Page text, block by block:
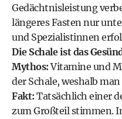
Gedächtnisleistung
längeres Fasten nur
und Spezialistinnen
Die Schale ist das
Mythos:Vitamine und
der Schale, weshalb
Fakt: Tatsächlich einer
zum Großteil stimmen.